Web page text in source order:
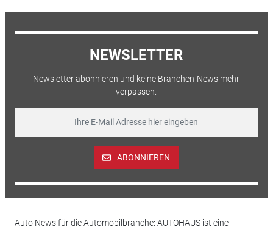
NEWSLETTER
Newsletter abonnieren und keine Branchen-News mehr
verpassen.
ABONNIEREN
Auto News für die Automobilbranche: AUTOHAUS ist eine